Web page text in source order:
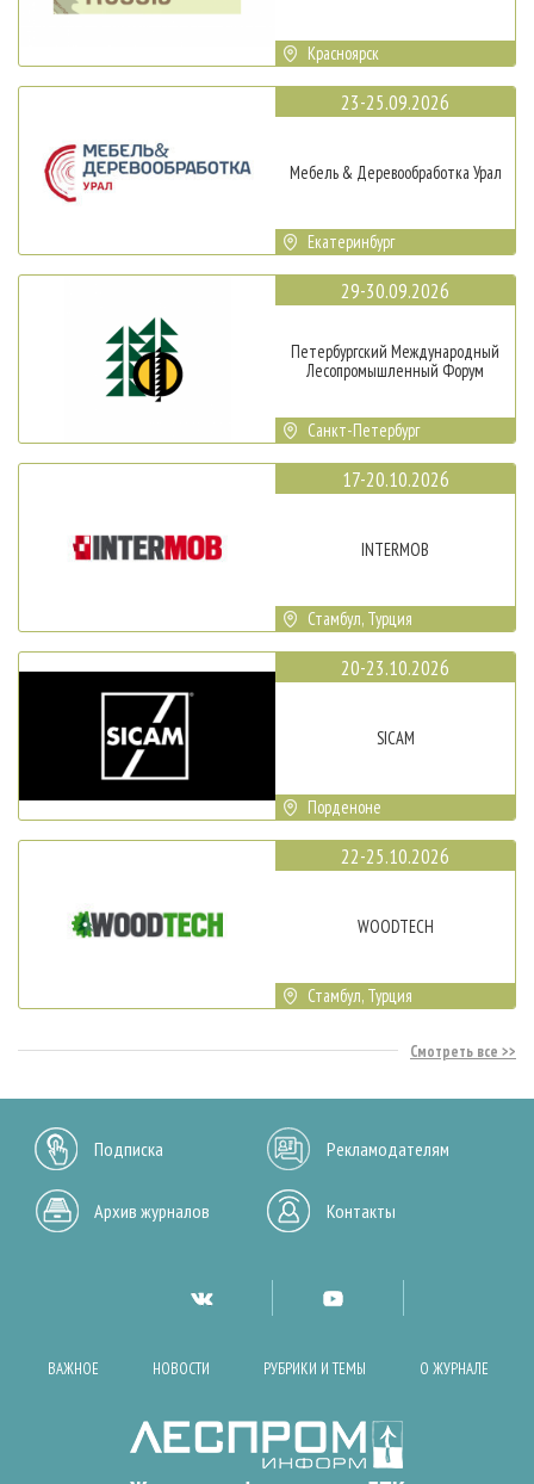
Красноярск
23-25.09.2026
Мебель & Деревообработка Урал
Екатеринбург
29-30.09.2026
Петербургский Международный
Лесопромышленный Форум
Санкт-Петербург
17-20.10.2026
INTERMOB
Стамбул, Турция
20-23.10.2026
SICAM
Порденоне
22-25.10.2026
WOODTECH
Стамбул, Турция
Смотреть все
Подписка Рекламодателям
Архив журналов Контакты
ВАЖНОЕ НОВОСТИ РУБРИКИ И ТЕМЫ О ЖУРНАЛЕ